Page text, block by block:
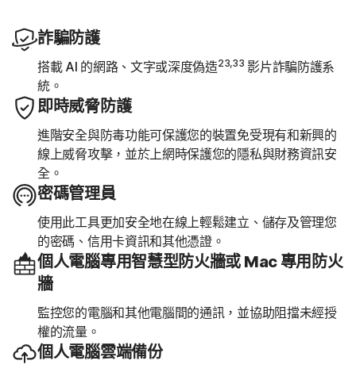
詐騙防護
搭載 AI 的網路、文字或深度偽造23,33 影片詐騙防護系
統。
即時威脅防護
進階安全與防毒功能可保護您的裝置免受現有和新興的
線上威脅攻擊，並於上網時保護您的隱私與財務資訊安
全。
密碼管理員
使用此工具更加安全地在線上輕鬆建立、儲存及管理您
的密碼、信用卡資訊和其他憑證。
個人電腦專用智慧型防火牆或 Mac 專用防火
牆
監控您的電腦和其他電腦間的通訊，並協助阻擋未經授
權的流量。
個人電腦雲端備份